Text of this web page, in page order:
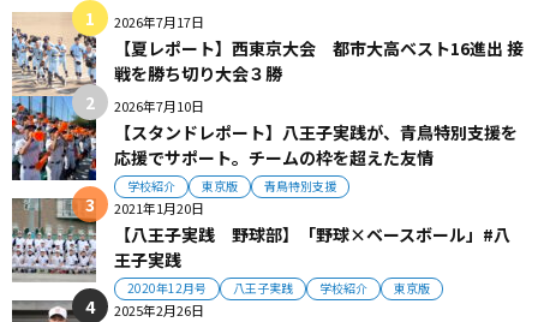
2026年7月17日
【夏レポート】西東京大会 都市大高ベスト16進出 接
戦を勝ち切り大会３勝
2026年7月10日
【スタンドレポート】八王子実践が、青鳥特別支援を
応援でサポート。チームの枠を超えた友情
学校紹介 東京版 青鳥特別支援
2021年1月20日
【八王子実践 野球部】「野球×ベースボール」#八
王子実践
2020年12月号 八王子実践 学校紹介 東京版
2025年2月26日